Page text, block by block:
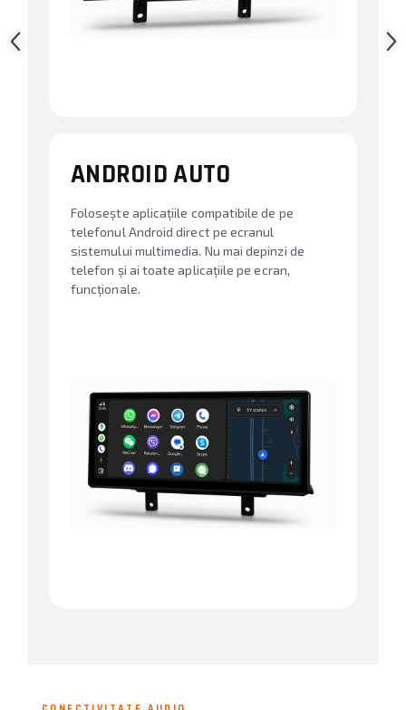
ANDROID AUTO
Folosește aplicațiile compatibile de pe
telefonul Android direct pe ecranul
sistemului multimedia. Nu mai depinzi de
telefon și ai toate aplicațiile pe ecran,
funcționale.